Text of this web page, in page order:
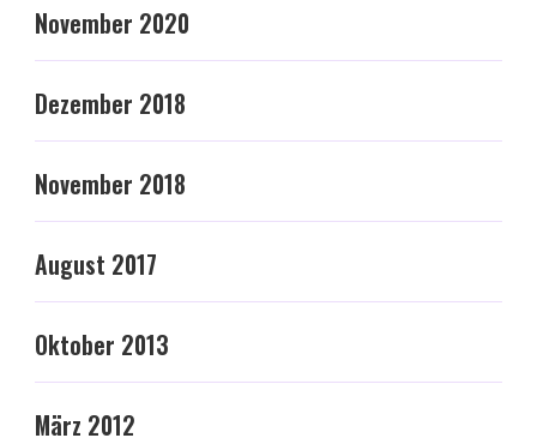
November 2020
Dezember 2018
November 2018
August 2017
Oktober 2013
März 2012